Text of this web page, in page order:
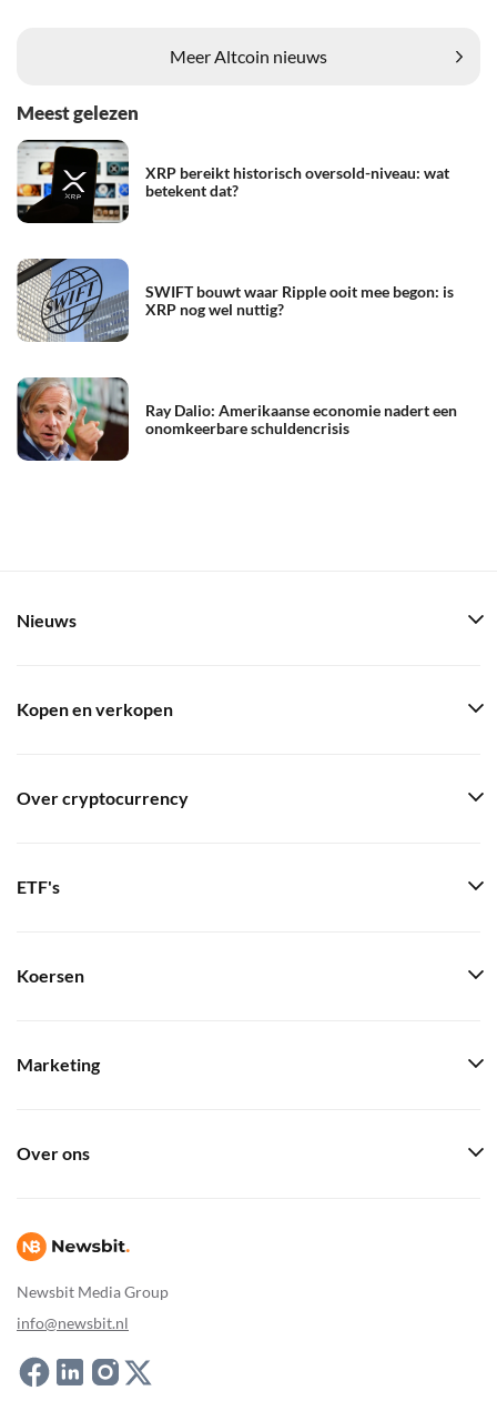
Meer Altcoin nieuws
Meest gelezen
XRP bereikt historisch oversold-niveau: wat
betekent dat?
SWIFT bouwt waar Ripple ooit mee begon: is
XRP nog wel nuttig?
Ray Dalio: Amerikaanse economie nadert een
onomkeerbare schuldencrisis
Newsbit Media Group
info@newsbit.nl
Nieuws
Kopen en verkopen
Over cryptocurrency
ETF's
Koersen
Marketing
Over ons